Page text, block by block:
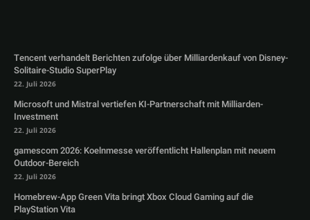
Tencent verhandelt Berichten zufolge über Milliardenkauf von Disney-
Solitaire-Studio SuperPlay
22. Juli 2026
Microsoft und Mistral vertiefen KI-Partnerschaft mit Milliarden-
Investment
22. Juli 2026
gamescom 2026: Koelnmesse veröffentlicht Hallenplan mit neuem
Outdoor-Bereich
22. Juli 2026
Homebrew-App Green Vita bringt Xbox Cloud Gaming auf die
PlayStation Vita